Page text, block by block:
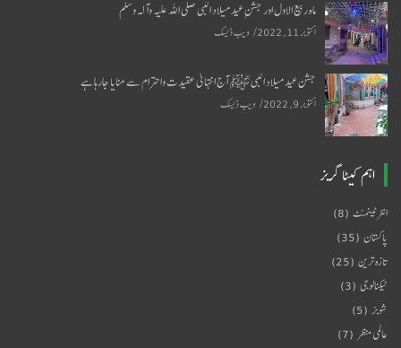
ماہ ربیع الاول اور جشنِ عید میلاد النبی صلی اللہ علیہ وآلہ وسلم
اکتوبر 11, 2022 ویب ڈیسک
جشن عید میلاد النبی ﷺ آج انتہائی عقیدت واحترام سے منایا جارہا ہے
اکتوبر 9, 2022 ویب ڈیسک
اہم کیٹا گریز
انٹرٹینمنٹ (8)
پاکستان (35)
تازہ ترین (25)
ٹیکنالوجی (3)
شوبز (5)
عالمی منظر (7)